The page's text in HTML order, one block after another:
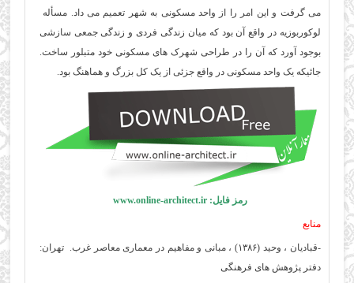
می گرفت و این امر را از واحد مسکونی به شهر تعمیم می داد. مسأله
لوکوربوزیه در واقع آن بود که میان زندگی فردی و زندگی جمعی سازشی
بوجود آورد که آن را در طراحی شهرک های مسکونی خود متبلور ساخت.
جائیکه یک واحد مسکونی در واقع جزئی از یک کل بزرگ و هماهنگ بود.
رمز فایل: www.online-architect.ir
منابع
-قبادیان ، وحید (۱۳۸۶) ، مبانی و مفاهیم در معماری معاصر غرب. تهران:
دفتر پژوهش های فرهنگی